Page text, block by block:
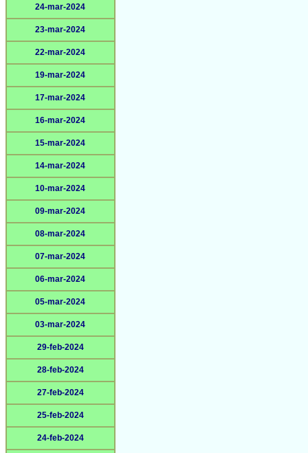
24-mar-2024
23-mar-2024
22-mar-2024
19-mar-2024
17-mar-2024
16-mar-2024
15-mar-2024
14-mar-2024
10-mar-2024
09-mar-2024
08-mar-2024
07-mar-2024
06-mar-2024
05-mar-2024
03-mar-2024
29-feb-2024
28-feb-2024
27-feb-2024
25-feb-2024
24-feb-2024